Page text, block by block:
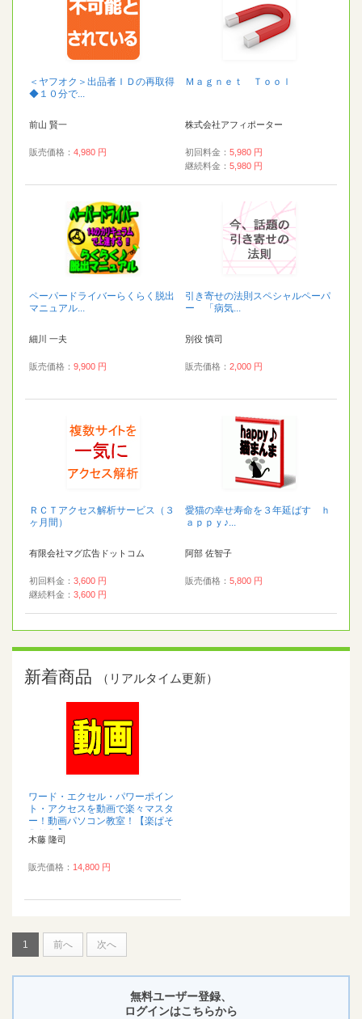
＜ヤフオク＞出品者ＩＤの再取得
◆１０分で...
前山 賢一
販売価格： 4,980 円
Ｍａｇｎｅｔ Ｔｏｏｌ
株式会社アフィポーター
初回料金： 5,980 円
継続料金： 5,980 円
ペーパードライバーらくらく脱出
マニュアル...
細川 一夫
販売価格： 9,900 円
引き寄せの法則スペシャルペーパ
ー 「病気...
別役 慎司
販売価格： 2,000 円
ＲＣＴアクセス解析サービス（３
ヶ月間）
有限会社マグ広告ドットコム
初回料金： 3,600 円
継続料金： 3,600 円
愛猫の幸せ寿命を３年延ばす ｈ
ａｐｐｙ♪...
阿部 佐智子
販売価格： 5,800 円
新着商品 （リアルタイム更新）
ワード・エクセル・パワーポイン
ト・アクセスを動画で楽々マスタ
ー！動画パソコン教室！【楽ぱそ
ＤＶＤ】...
木藤 隆司
販売価格： 14,800 円
1 前へ 次へ
無料ユーザー登録、
ログインはこちらから